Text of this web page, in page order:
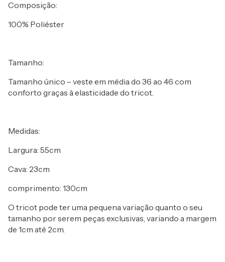
Composição:
100% Poliéster
Tamanho:
Tamanho único – veste em média do 36 ao 46 com
conforto graças à elasticidade do tricot.
Medidas:
Largura: 55cm
Cava: 23cm
comprimento: 130cm
O tricot pode ter uma pequena variação quanto o seu
tamanho por serem peças exclusivas, variando a margem
de 1cm até 2cm.